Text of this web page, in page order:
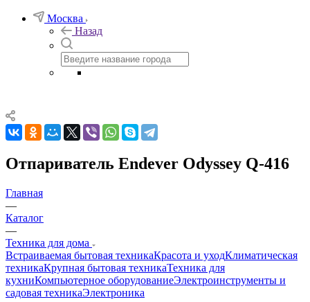
Москва
Назад
Отпариватель Endever Odyssey Q-416
Главная
—
Каталог
—
Техника для дома
Встраиваемая бытовая техникаКрасота и уходКлиматическая
техникаКрупная бытовая техникаТехника для
кухниКомпьютерное оборудованиеЭлектроинструменты и
садовая техникаЭлектроника